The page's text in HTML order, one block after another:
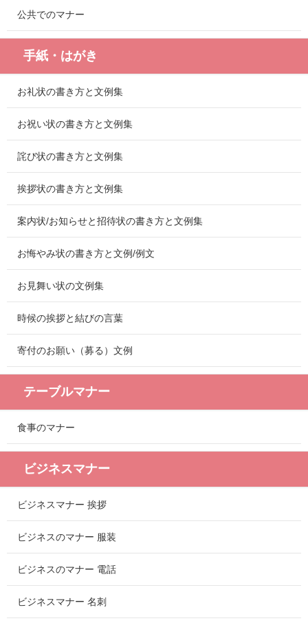
公共でのマナー
手紙・はがき
お礼状の書き方と文例集
お祝い状の書き方と文例集
詫び状の書き方と文例集
挨拶状の書き方と文例集
案内状/お知らせと招待状の書き方と文例集
お悔やみ状の書き方と文例/例文
お見舞い状の文例集
時候の挨拶と結びの言葉
寄付のお願い（募る）文例
テーブルマナー
食事のマナー
ビジネスマナー
ビジネスマナー 挨拶
ビジネスのマナー 服装
ビジネスのマナー 電話
ビジネスマナー 名刺